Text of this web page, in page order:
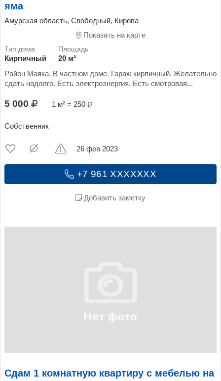
яма
Амурская область, Свободный, Кирова
Показать на карте
Кирпичный
20 м²
Район Маяка. В частном доме. Гараж кирпичный. Желательно
сдать надолго. Есть электроэнергия. Есть смотровая...
5 000 1 м² = 250
Собственник
+7 961 XXXXXXX
Добавить заметку
26 фев 2023
Сдам 1 комнатную квартиру с мебелью на